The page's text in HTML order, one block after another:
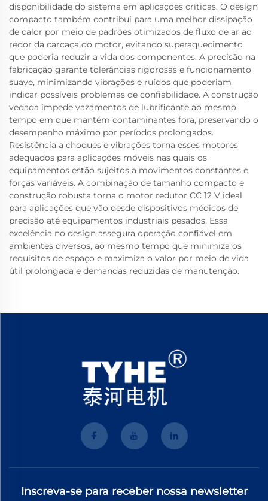
disponibilidade do sistema em aplicações críticas. O design
compacto também contribui para uma melhor dissipação
de calor por meio de padrões otimizados de fluxo de ar ao
redor da carcaça do motor, evitando superaquecimento
que poderia reduzir a vida dos componentes. A precisão na
fabricação garante tolerâncias rigorosas e funcionamento
suave, minimizando vibrações e ruídos que poderiam
indicar possíveis problemas de confiabilidade. A construção
vedada impede vazamentos de lubrificante ao mesmo
tempo em que mantém contaminantes fora, preservando o
desempenho máximo por períodos prolongados.
Resistência a choques e vibrações torna esses motores
adequados para aplicações móveis nas quais os
equipamentos estão sujeitos a movimentos constantes e
forças variáveis. A combinação de tamanho compacto e
construção robusta torna o motor redutor CC 12 V ideal
para aplicações que vão desde dispositivos médicos de
precisão até equipamentos industriais pesados. Essa
excelência no design assegura operação confiável em
ambientes diversos, ao mesmo tempo que minimiza os
requisitos de espaço e maximiza o valor por meio de vida
útil prolongada e demandas reduzidas de manutenção.
Inscreva-se para receber nossa newsletter